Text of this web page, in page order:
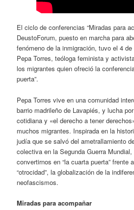
El ciclo de conferencias “Miradas para
DeustoForum, puesto en marcha para
fenómeno de la inmigración, tuvo el 4
Pepa Torres, teóloga feminista y
los migrantes quien ofreció la
puerta”.
Pepa Torres vive en una comunidad
barrio madrileño de Lavapiés, y lucha
cotidiana y «el derecho a tener
muchos migrantes. Inspirada en la
judía que se salvó del ametrallamiento
colectiva en la Segunda Guerra
convertirnos en “la cuarta puerta” frente
“otrocidad”, la globalización de la
neofascismos.
Miradas para acompañar